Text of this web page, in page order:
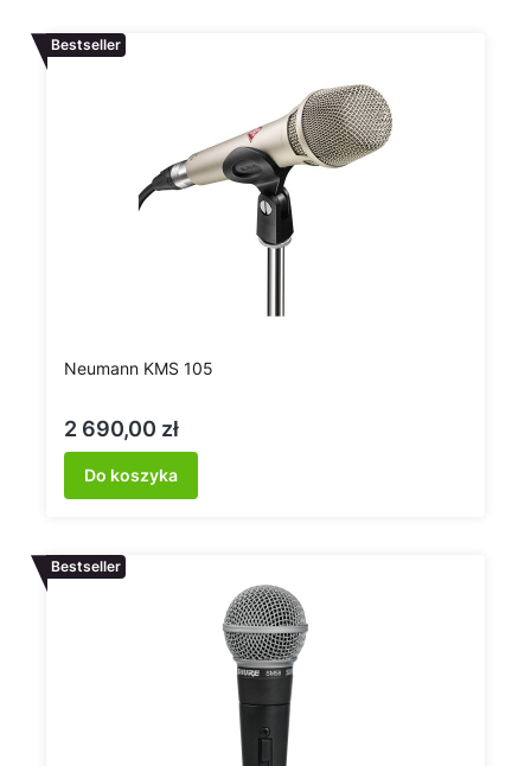
Bestseller
Neumann KMS 105
Cena
2 690,00 zł
Do koszyka
Bestseller